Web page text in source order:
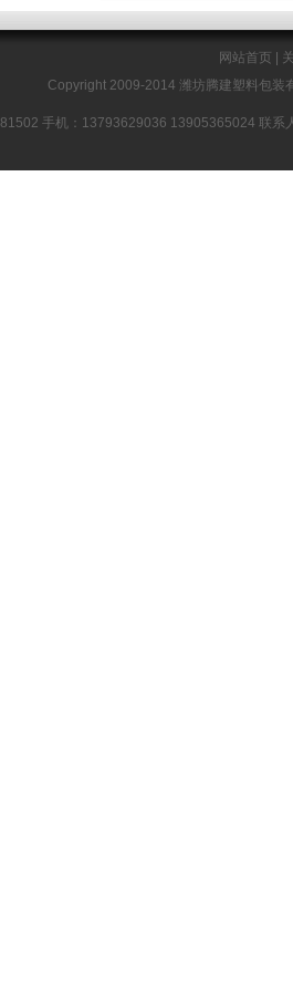
网站首页
Copyright 2009-2014 潍坊腾建塑料包装
手机：13793629036 13905365024 联系